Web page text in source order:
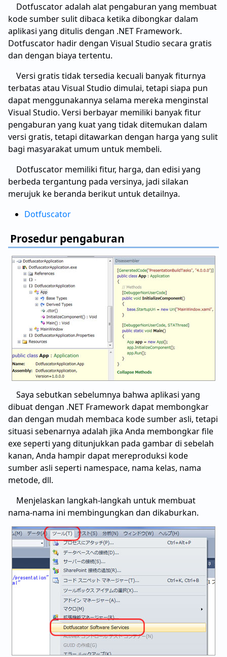
Dotfuscator adalah alat pengaburan yang membuat
kode sumber sulit dibaca ketika dibongkar dalam
aplikasi yang ditulis dengan .NET Framework.
Dotfuscator hadir dengan Visual Studio secara gratis
dan dengan biaya tertentu.
Versi gratis tidak tersedia kecuali banyak fiturnya
terbatas atau Visual Studio dimulai, tetapi siapa pun
dapat menggunakannya selama mereka menginstal
Visual Studio. Versi berbayar memiliki banyak fitur
pengaburan yang kuat yang tidak ditemukan dalam
versi gratis, tetapi ditawarkan dengan harga yang sulit
bagi masyarakat umum untuk membeli.
Dotfuscator memiliki fitur, harga, dan edisi yang
berbeda tergantung pada versinya, jadi silakan
merujuk ke beranda berikut untuk detailnya.
Dotfuscator
Prosedur pengaburan
Saya sebutkan sebelumnya bahwa aplikasi yang
dibuat dengan .NET Framework dapat membongkar
dan dengan mudah membaca kode sumber asli, tetapi
situasi sebenarnya adalah jika Anda membongkar file
exe seperti yang ditunjukkan pada gambar di sebelah
kanan, Anda hampir dapat mereproduksi kode
sumber asli seperti namespace, nama kelas, nama
metode, dll.
Menjelaskan langkah-langkah untuk membuat
nama-nama ini membingungkan dan dikaburkan.